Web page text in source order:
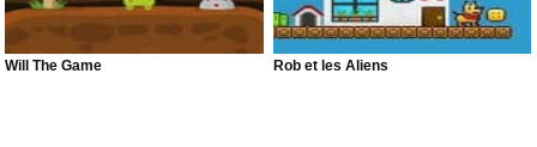
Will The Game Rob et les Aliens